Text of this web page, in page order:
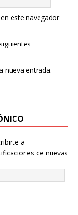
este navegador
nueva entrada.
a
de nuevas